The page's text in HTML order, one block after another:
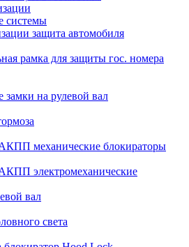
системы
защита автомобиля
рамка для защиты гос. номера
на рулевой вал
механические блокираторы
электромеханические
вал
света